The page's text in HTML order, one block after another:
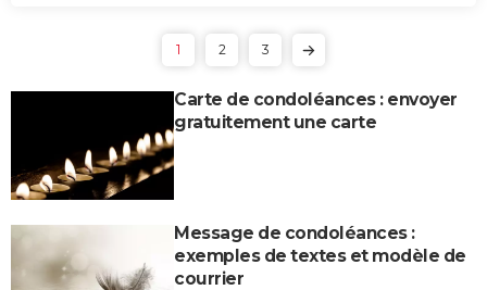
1 2 3
Carte de condoléances : envoyer
gratuitement une carte
Message de condoléances :
exemples de textes et modèle de
courrier